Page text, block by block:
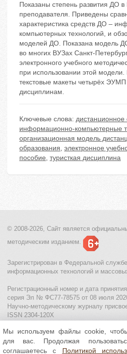
Показаны степень развития ДО
преподавателя. Приведены
характеристика средств ДО –
компьютерных технологий, и
моделей ДО. Показана модель
во многих ВУЗах Санкт-
электронного учебного
при использовании этой
текстовые макеты четырёх ЭУМП
дисциплинам.
Ключевые слова: дистанционное
информационно-компьютерные
организационная модель
образования, электронное
пособие, туристкая дисциплина
© 2008-2026, Сайт является
методическим изданием.
Зарегистрирован в Федеральной
информационных технологий и
Регистрационный номер и дата
серия Эл № ФС77-78575 от 08 июля
Научно-методическому журналу
ISSN 2304-120X
МЦИТО|Школьные олимпиады и
Политика использования файлов cookie
защиты персональных данных
Мы используем файлы cookie,
для вас. Продолжая
соглашаетесь с Политикой